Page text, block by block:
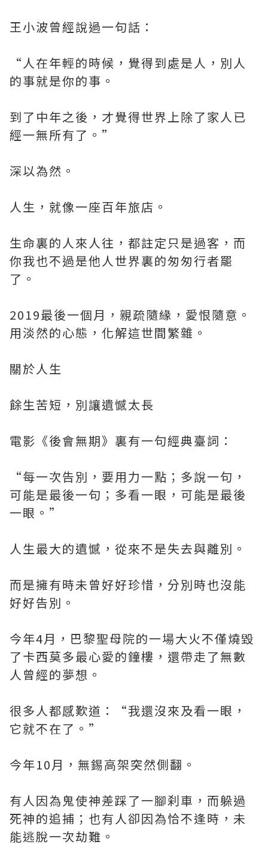
王小波曾經說過一句話：
“人在年輕的時候，覺得到處是人，別人
的事就是你的事。
到了中年之後，才覺得世界上除了家人已
經一無所有了。”
深以為然。
人生，就像一座百年旅店。
生命裏的人來人往，都註定只是過客，而
你我也不過是他人世界裏的匆匆行者罷
了。
2019最後一個月，親疏隨緣，愛恨隨意。
用淡然的心態，化解這世間繁雜。
關於人生
餘生苦短，別讓遺憾太長
電影《後會無期》裏有一句經典臺詞：
“每一次告別，要用力一點；多說一句，
可能是最後一句；多看一眼，可能是最後
一眼。”
人生最大的遺憾，從來不是失去與離別。
而是擁有時未曾好好珍惜，分別時也沒能
好好告別。
今年4月，巴黎聖母院的一場大火不僅燒毀
了卡西莫多最心愛的鐘樓，還帶走了無數
人曾經的夢想。
很多人都感歎道：“我還沒來及看一眼，
它就不在了。”
今年10月，無錫高架突然側翻。
有人因為鬼使神差踩了一腳刹車，而躲過
死神的追捕；也有人卻因為恰不逢時，未
能逃脫一次劫難。